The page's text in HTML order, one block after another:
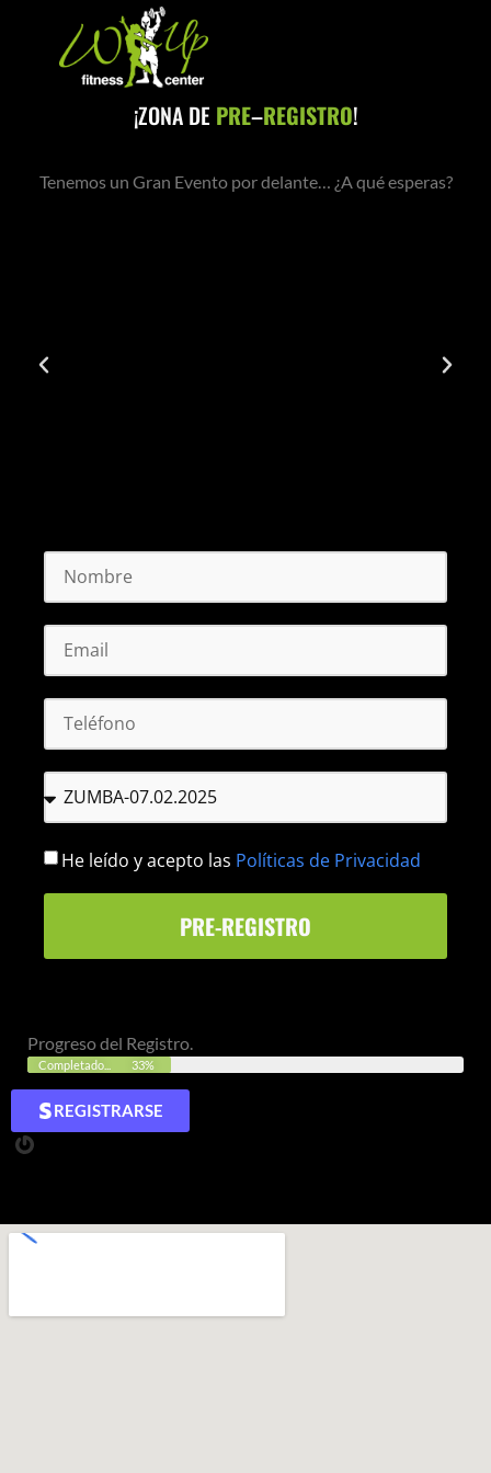
¡ZONA DE PRE–REGISTRO!
Tenemos un Gran Evento por delante… ¿A qué esperas?
He leído y acepto las Políticas de Privacidad
PRE-REGISTRO
Progreso del Registro.
Completado... 33%
REGISTRARSE